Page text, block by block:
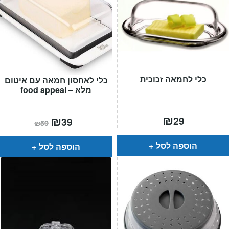
כלי לאחסון חמאה עם איטום
מלא – food appeal
₪59 המחיר
המקורי
היה:
₪59.
₪39
הוא:
הוספה לסל
כלי לחמאה זכוכית
₪29
הוספה לסל